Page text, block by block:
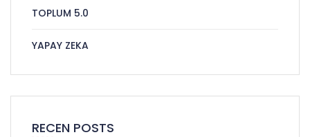
TOPLUM 5.0
YAPAY ZEKA
RECEN POSTS